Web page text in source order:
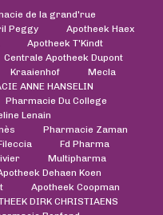
de la grand'rue
Peggy
Apotheek Haex
Apotheek T'Kindt
Centrale Apotheek Dupont
Kraaienhof
Mecla
ANNE HANSELIN
Pharmacie Du College
Lenain
Pharmacie Zaman
Fd Pharma
Multipharma
Dehaen Koen
Apotheek Coopman
DIRK CHRISTIAENS